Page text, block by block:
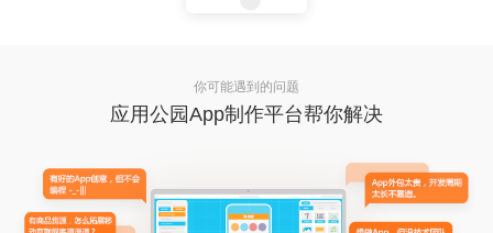
你可能遇到的问题
应用公园App制作平台帮你解决